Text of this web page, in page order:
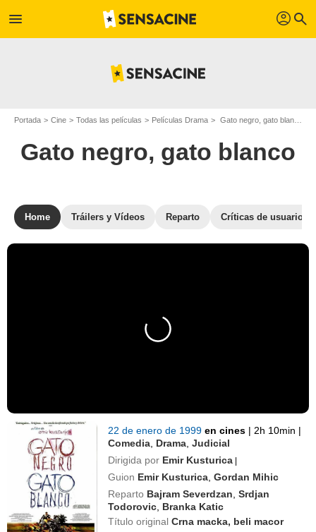
menu profil search
Portada Cine Todas las películas Películas Drama Gato negro, gato blanco
Gato negro, gato blanco
Home Tráilers y Vídeos Reparto Críticas de usuarios
22 de enero de 1999en cines | 2h 10min |
Comedia Drama ,Judicial
Dirigida por Emir Kusturica |
Guion Emir Kusturica ,Gordan Mihic
Reparto Bajram Severdzan ,Srdjan
Todorovic Branka Katic
Título originalCrna macka, beli macor